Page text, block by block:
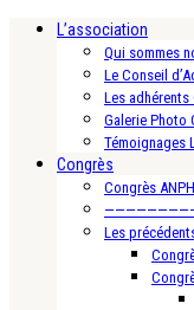
L’association
Qui sommes
Le Conseil
Les adhérents
Galerie Photo
Témoignages
Congrès
Congrès
Les